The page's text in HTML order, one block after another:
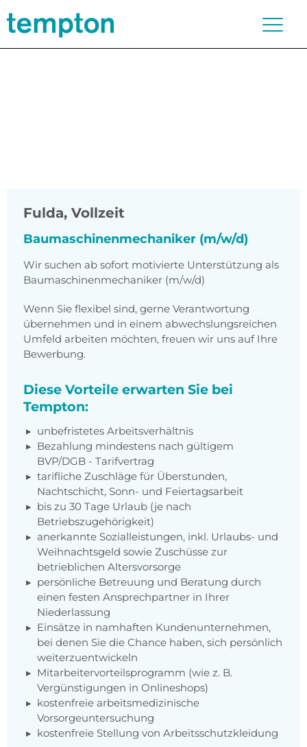
Fulda, Vollzeit
Baumaschinenmechaniker (m/w/d)
Wir suchen ab sofort motivierte Unterstützung als
Baumaschinenmechaniker (m/w/d)
Wenn Sie flexibel sind, gerne Verantwortung
übernehmen und in einem abwechslungsreichen
Umfeld arbeiten möchten, freuen wir uns auf Ihre
Bewerbung.
Diese Vorteile erwarten Sie bei
Tempton:
unbefristetes Arbeitsverhältnis
Bezahlung mindestens nach gültigem
BVP/DGB - Tarifvertrag
tarifliche Zuschläge für Überstunden,
Nachtschicht, Sonn- und Feiertagsarbeit
bis zu 30 Tage Urlaub (je nach
Betriebszugehörigkeit)
anerkannte Sozialleistungen, inkl. Urlaubs- und
Weihnachtsgeld sowie Zuschüsse zur
betrieblichen Altersvorsorge
persönliche Betreuung und Beratung durch
einen festen Ansprechpartner in Ihrer
Niederlassung
Einsätze in namhaften Kundenunternehmen,
bei denen Sie die Chance haben, sich persönlich
weiterzuentwickeln
Mitarbeitervorteilsprogramm (wie z. B.
Vergünstigungen in Onlineshops)
kostenfreie arbeitsmedizinische
Vorsorgeuntersuchung
kostenfreie Stellung von Arbeitsschutzkleidung